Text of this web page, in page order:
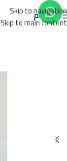
Skip to navigation
Skip to main content
الأقسام